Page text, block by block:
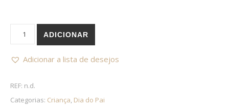
Quantidade de Dia do Pai Melhores Amigos (conjunto 2)
ADICIONAR
Adicionar a lista de desejos
REF: n.d.
Categorias: Criança, Dia do Pai